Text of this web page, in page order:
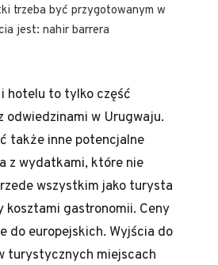
trzeba być przygotowanym w
jest: nahir barrera
hotelu to tylko część
w Urugwaju.
także inne potencjalne
z wydatkami, które nie
wszystkim jako turysta
kosztami gastronomii. Ceny
do europejskich. Wyjścia do
turystycznych miejscach